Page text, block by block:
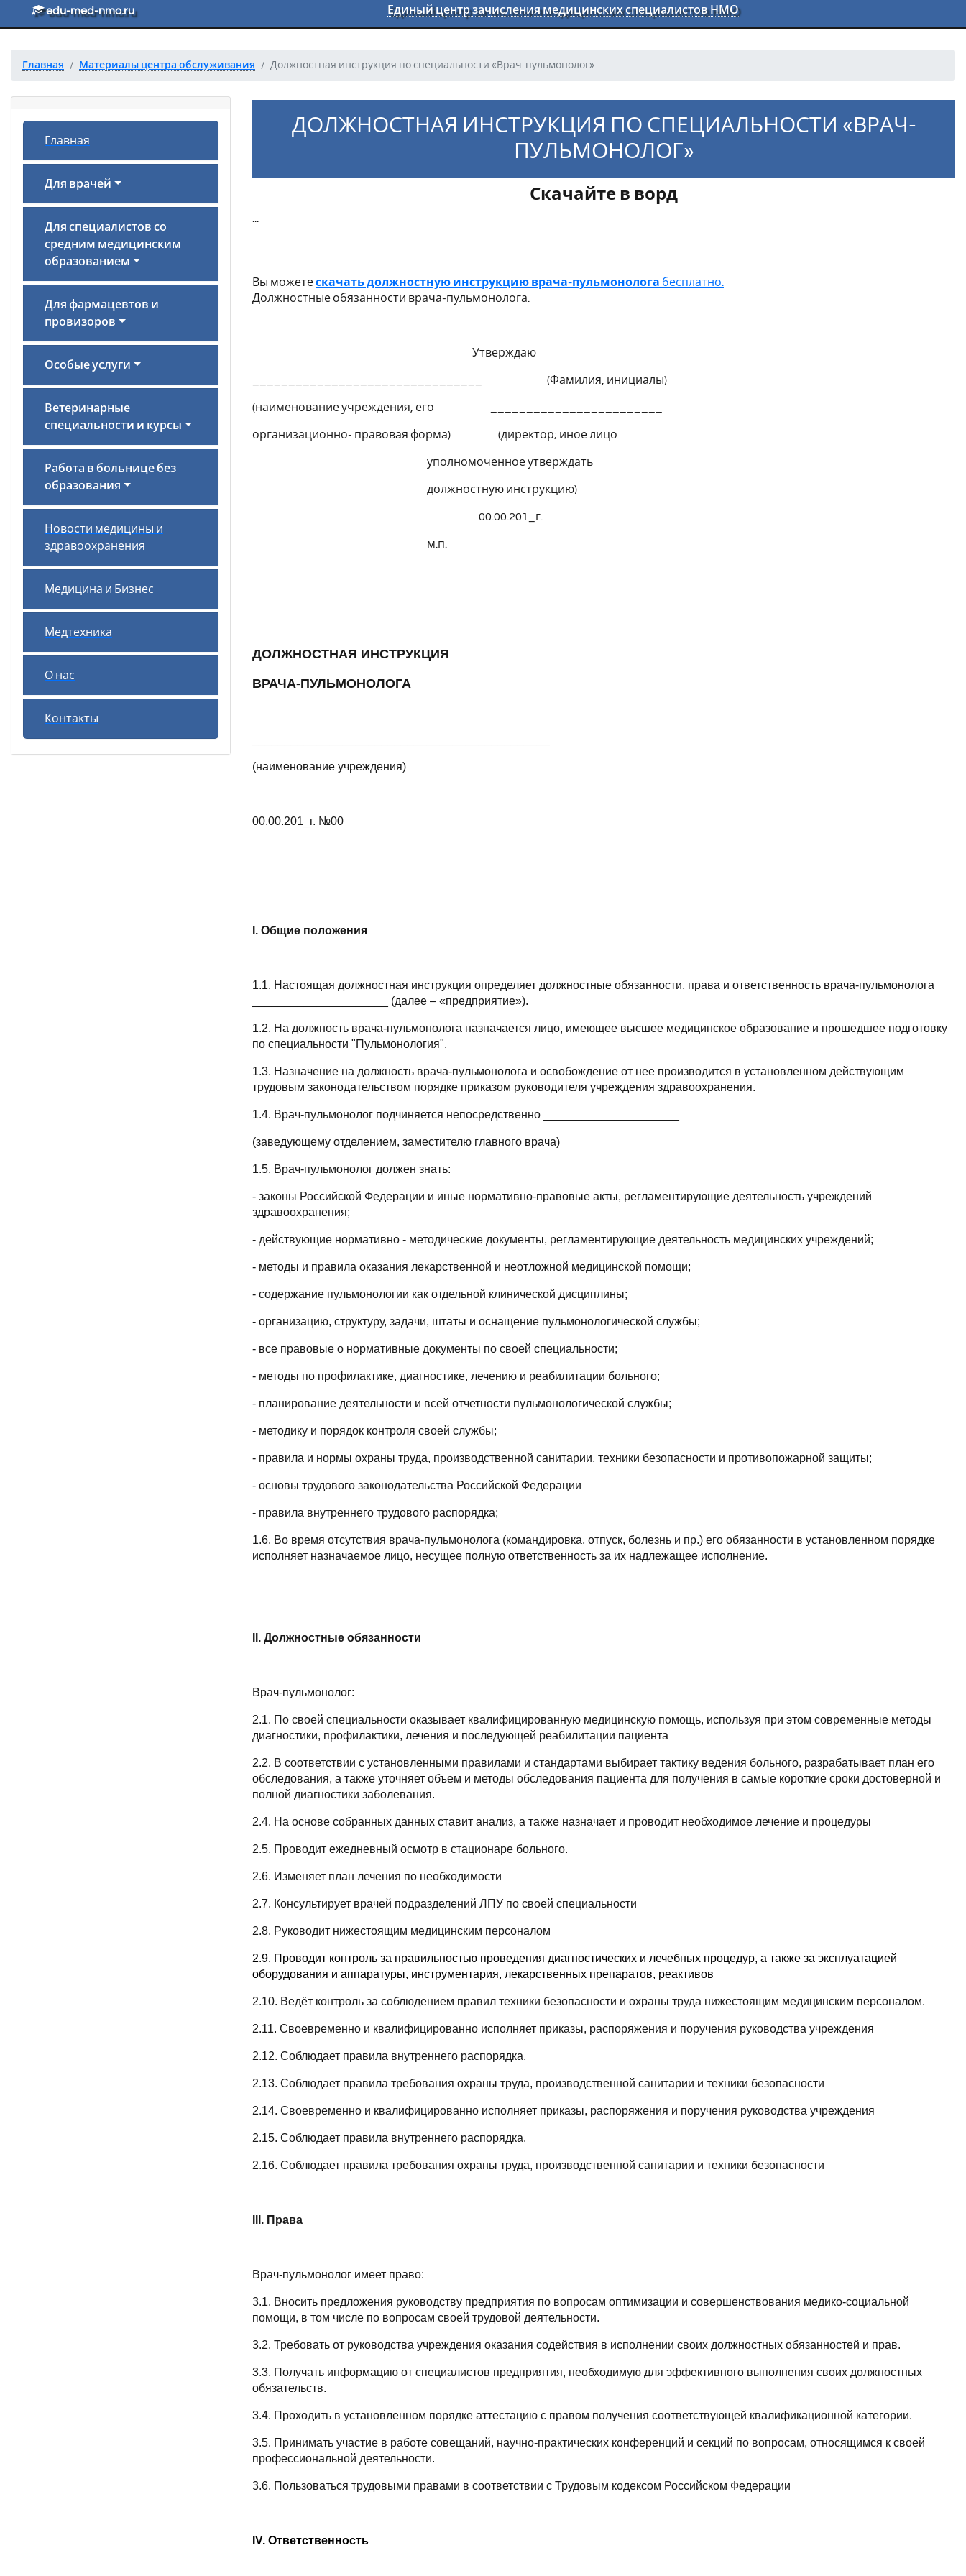
Перейти к основному тексту
edu-med-nmo.ru Единый центр зачисления медицинских специалистов НМО
Главная Материалы центра обслуживания Должностная инструкция по специальности «Врач-пульмонолог»
Главная
Для врачей
Для специалистов со
средним медицинским
образованием
Для фармацевтов и
провизоров
Особые услуги
Ветеринарные
специальности и курсы
Работа в больнице без
образования
Новости медицины и
здравоохранения
Медицина и Бизнес
Медтехника
О нас
Контакты
ДОЛЖНОСТНАЯ ИНСТРУКЦИЯ ПО СПЕЦИАЛЬНОСТИ «ВРАЧ-
ПУЛЬМОНОЛОГ»
Скачайте в ворд
Вы можетескачать должностную инструкцию врача-пульмонолога бесплатно.
Должностные обязанности врача-пульмонолога.
Утверждаю
________________________________ (Фамилия, инициалы)
(наименование учреждения, его ________________________
организационно- правовая форма) (директор; иное лицо
уполномоченное утверждать
должностную инструкцию)
00.00.201_г.
м.п.
ДОЛЖНОСТНАЯ ИНСТРУКЦИЯ
ВРАЧА-ПУЛЬМОНОЛОГА
(наименование учреждения)
00.00.201_г. №00
I. Общие положения
1.1. Настоящая должностная инструкция определяет должностные обязанности, права и ответственность врача-пульмонолога
_____________________ (далее – «предприятие»).
1.2. На должность врача-пульмонолога назначается лицо, имеющее высшее медицинское образование и прошедшее подготовку
по специальности "Пульмонология".
1.3. Назначение на должность врача-пульмонолога и освобождение от нее производится в установленном действующим
трудовым законодательством порядке приказом руководителя учреждения здравоохранения.
1.4. Врач-пульмонолог подчиняется непосредственно _____________________
(заведующему отделением, заместителю главного врача)
1.5. Врач-пульмонолог должен знать:
- законы Российской Федерации и иные нормативно-правовые акты, регламентирующие деятельность учреждений
здравоохранения;
- действующие нормативно - методические документы, регламентирующие деятельность медицинских учреждений;
- методы и правила оказания лекарственной и неотложной медицинской помощи;
- содержание пульмонологии как отдельной клинической дисциплины;
- организацию, структуру, задачи, штаты и оснащение пульмонологической службы;
- все правовые о нормативные документы по своей специальности;
- методы по профилактике, диагностике, лечению и реабилитации больного;
- планирование деятельности и всей отчетности пульмонологической службы;
- методику и порядок контроля своей службы;
- правила и нормы охраны труда, производственной санитарии, техники безопасности и противопожарной защиты;
- основы трудового законодательства Российской Федерации
- правила внутреннего трудового распорядка;
1.6. Во время отсутствия врача-пульмонолога (командировка, отпуск, болезнь и пр.) его обязанности в установленном порядке
исполняет назначаемое лицо, несущее полную ответственность за их надлежащее исполнение.
II. Должностные обязанности
Врач-пульмонолог:
2.1. По своей специальности оказывает квалифицированную медицинскую помощь, используя при этом современные методы
диагностики, профилактики, лечения и последующей реабилитации пациента
2.2. В соответствии с установленными правилами и стандартами выбирает тактику ведения больного, разрабатывает план его
обследования, а также уточняет объем и методы обследования пациента для получения в самые короткие сроки достоверной и
полной диагностики заболевания.
2.4. На основе собранных данных ставит анализ, а также назначает и проводит необходимое лечение и процедуры
2.5. Проводит ежедневный осмотр в стационаре больного.
2.6. Изменяет план лечения по необходимости
2.7. Консультирует врачей подразделений ЛПУ по своей специальности
2.8. Руководит нижестоящим медицинским персоналом
2.9. Проводит контроль за правильностью проведения диагностических и лечебных процедур, а также за эксплуатацией
оборудования и аппаратуры, инструментария, лекарственных препаратов, реактивов
2.10. Ведёт контроль за соблюдением правил техники безопасности и охраны труда нижестоящим медицинским персоналом.
2.11. Своевременно и квалифицированно исполняет приказы, распоряжения и поручения руководства учреждения
2.12. Соблюдает правила внутреннего распорядка.
2.13. Соблюдает правила требования охраны труда, производственной санитарии и техники безопасности
2.14. Своевременно и квалифицированно исполняет приказы, распоряжения и поручения руководства учреждения
2.15. Соблюдает правила внутреннего распорядка.
2.16. Соблюдает правила требования охраны труда, производственной санитарии и техники безопасности
III. Права
Врач-пульмонолог имеет право:
3.1. Вносить предложения руководству предприятия по вопросам оптимизации и совершенствования медико-социальной
помощи, в том числе по вопросам своей трудовой деятельности.
3.2. Требовать от руководства учреждения оказания содействия в исполнении своих должностных обязанностей и прав.
3.3. Получать информацию от специалистов предприятия, необходимую для эффективного выполнения своих должностных
обязательств.
3.4. Проходить в установленном порядке аттестацию с правом получения соответствующей квалификационной категории.
3.5. Принимать участие в работе совещаний, научно-практических конференций и секций по вопросам, относящимся к своей
профессиональной деятельности.
3.6. Пользоваться трудовыми правами в соответствии с Трудовым кодексом Российском Федерации
V. Ответственность